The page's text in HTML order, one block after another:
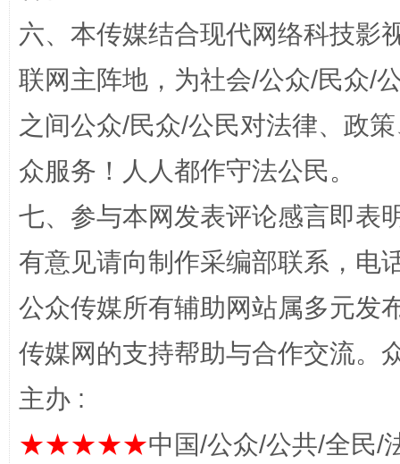
扯下公款旅游的“隐身衣” 如何以
完善运行机制助力责任有效落实
六、本传媒结合现代网络科技影
联网主阵地，为社会/公众/民众/
之间公众/民众/公民对法律、政
众服务！人人都作守法公民。
七、参与本网发表评论感言即表
有意见请向制作采编部联系，电
公众传媒所有辅助网站属多元发
传媒网的支持帮助与合作交流。
主办 :
★★★★★中国/公众/公共/全民/